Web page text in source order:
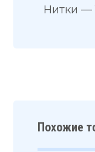
Нитки —
Похожие